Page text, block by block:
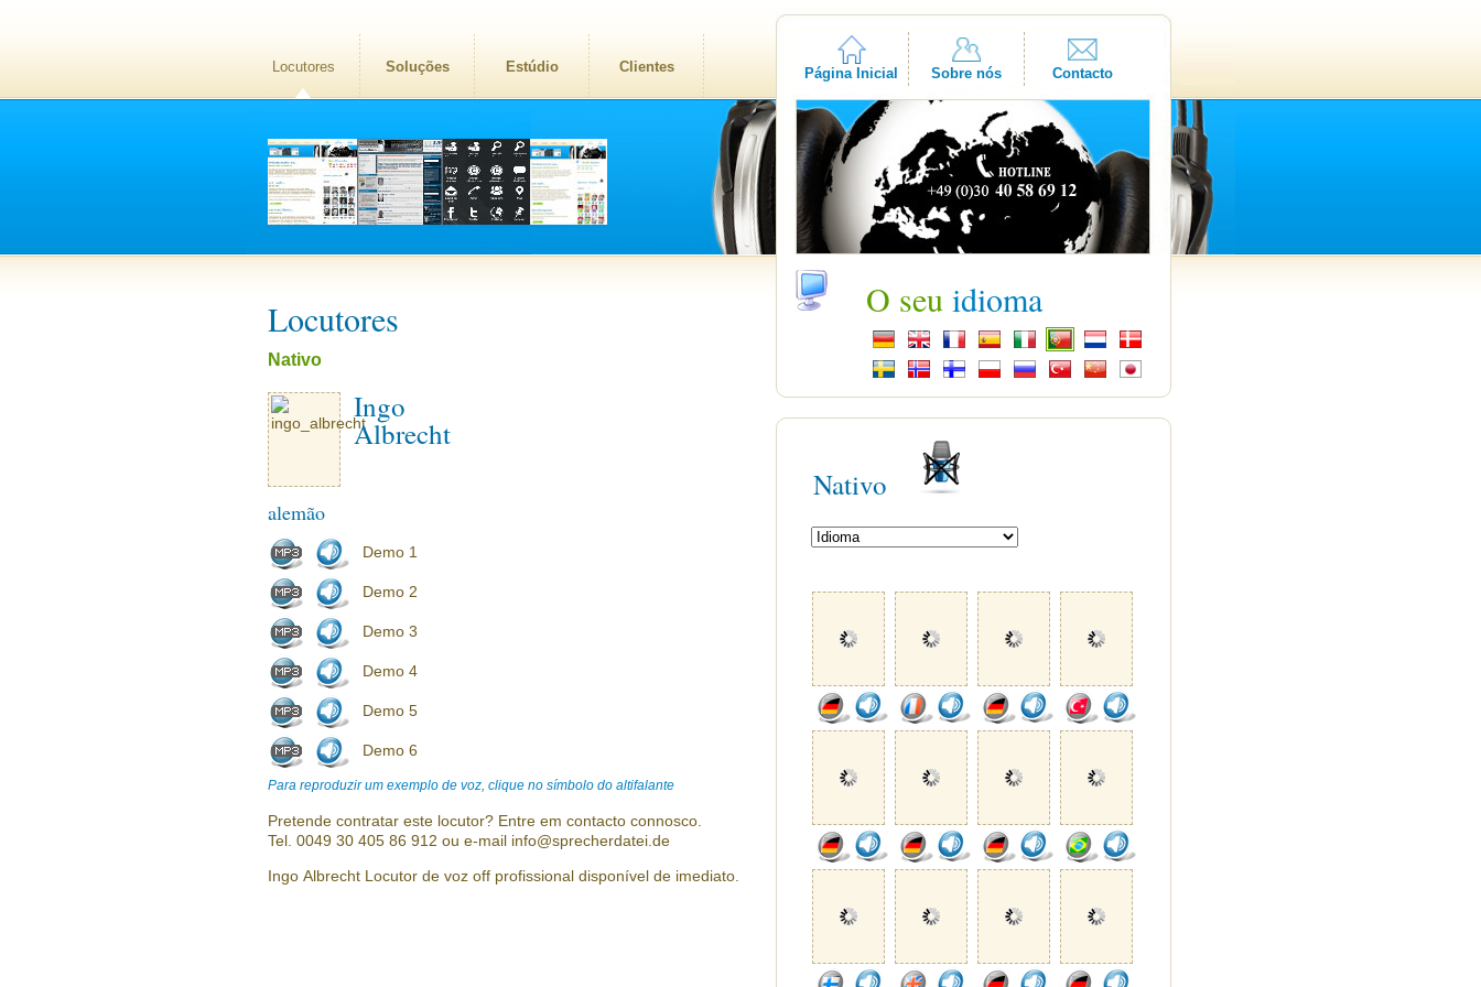
Locutores Soluções Estúdio Clientes Página Inicial Sobre nós Contacto
Locutores
Nativo
Ingo
Albrecht
alemão
Demo 1
Demo 2
Demo 3
Demo 4
Demo 5
Demo 6
Para reproduzir um exemplo de voz, clique no símbolo do altifalante
Pretende contratar este locutor? Entre em contacto connosco.
Tel. 0049 30 405 86 912 ou e-mail info@sprecherdatei.de
Ingo Albrecht Locutor de voz off profissional disponível de imediato.
O seu idioma
Nativo